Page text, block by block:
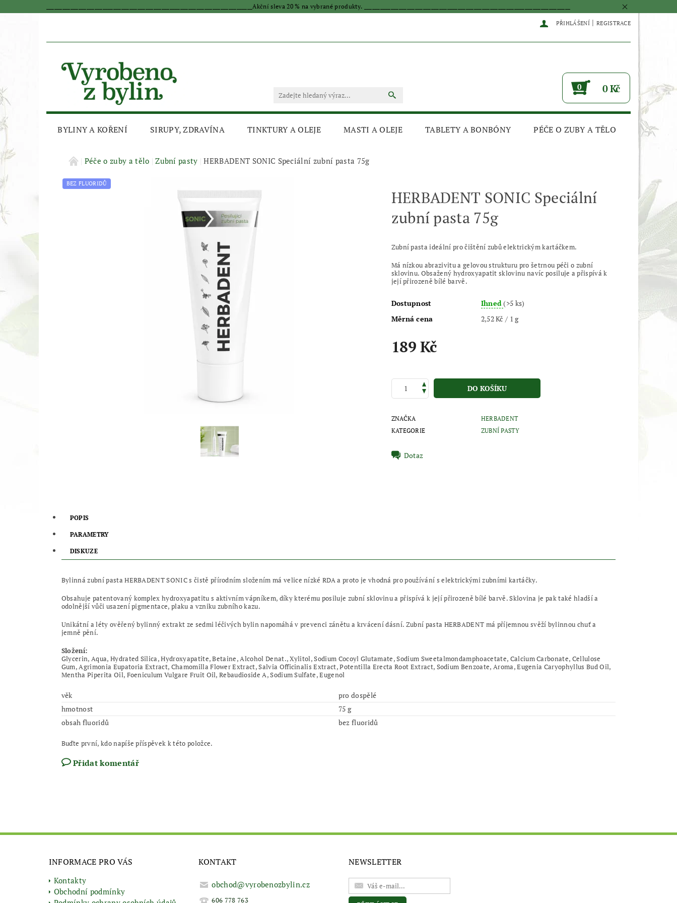
_____________________________________________________________________________Akční sleva 20 % na vybrané produkty. _____________________________________________________________________________
PŘIHLÁŠENÍ | REGISTRACE
0 0 Kč
BYLINY A KOŘENÍ SIRUPY, ZDRAVÍNA TINKTURY A OLEJE MASTI A OLEJE TABLETY A BONBÓNY PÉČE O ZUBY A TĚLO
AKČNÍ SLEVAPéče o zuby a tělo Zubní pasty HERBADENT SONIC Speciální zubní pasta 75g
BEZ FLUORIDŮ
HERBADENT SONIC Speciální
zubní pasta 75g
Zubní pasta ideální pro čištění zubů elektrickým kartáčkem.
Má nízkou abrazivitu a gelovou strukturu pro šetrnou péči o zubní
sklovinu. Obsažený hydroxyapatit sklovinu navíc posiluje a přispívá k
její přirozeně bílé barvě.
Dostupnost Ihned(>5 ks)
Měrná cena
2,52 Kč / 1 g
189 Kč
ZNAČKA
HERBADENT
KATEGORIE
ZUBNÍ PASTY
Dotaz
POPIS
PARAMETRY
DISKUZE
Bylinná zubní pasta HERBADENT SONIC s čistě přírodním složením má velice nízké RDA a proto je vhodná pro používání s elektrickými zubními kartáčky.
Obsahuje patentovaný komplex hydroxyapatitu s aktivním vápníkem, díky kterému posiluje zubní sklovinu a přispívá k její přirozeně bílé barvě. Sklovina je pak také hladší a
odolnější vůči usazení pigmentace, plaku a vzniku zubního kazu.
Unikátní a léty ověřený bylinný extrakt ze sedmi léčivých bylin napomáhá v prevenci zánětu a krvácení dásní. Zubní pasta HERBADENT má příjemnou svěží bylinnou chuť a
jemně pění.
Složení:
Glycerin, Aqua, Hydrated Silica, Hydroxyapatite, Betaine, Alcohol Denat., Xylitol, Sodium Cocoyl Glutamate, Sodium Sweetalmondamphoacetate, Calcium Carbonate, Cellulose
Gum, Agrimonia Eupatoria Extract, Chamomilla Flower Extract, Salvia Officinalis Extract, Potentilla Erecta Root Extract, Sodium Benzoate, Aroma, Eugenia Caryophyllus Bud Oil,
Mentha Piperita Oil, Foeniculum Vulgare Fruit Oil, Rebaudioside A, Sodium Sulfate, Eugenol
věk
pro dospělé
hmotnost
75 g
obsah fluoridů
bez fluoridů
Buďte první, kdo napíše příspěvek k této položce.
Přidat komentář
INFORMACE PRO VÁS
Kontakty
Obchodní podmínky
KONTAKT
obchod@vyrobenozbylin.cz
606 778 763
NEWSLETTER